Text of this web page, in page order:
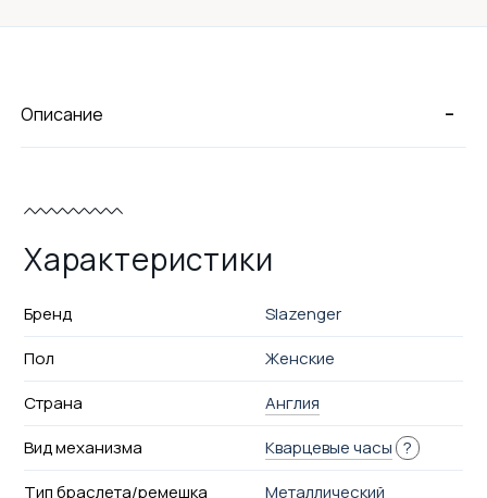
-
Описание
Характеристики
Бренд
Slazenger
Пол
Женские
Страна
Англия
Вид механизма
Кварцевые часы ?
Тип браслета/ремешка
Металлический